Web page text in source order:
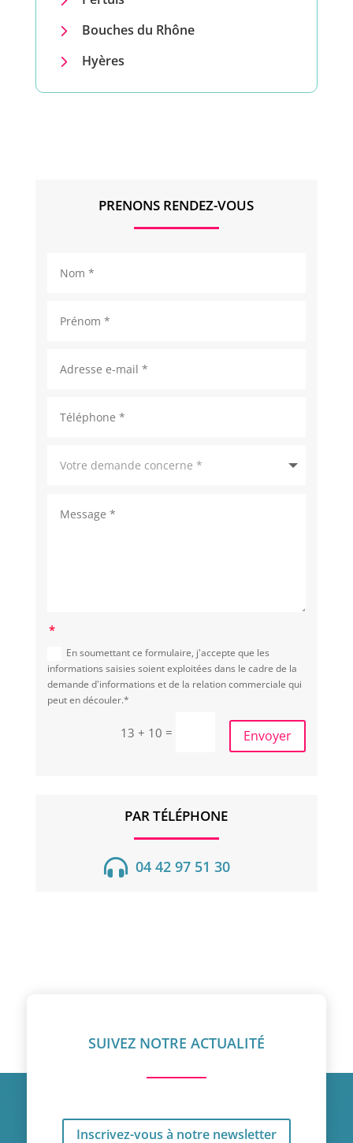
5 Bouches du Rhône
5 Hyères
PRENONS RENDEZ-VOUS
En soumettant ce formulaire, j'accepte que les
informations saisies soient exploitées dans le cadre de la
demande d'informations et de la relation commerciale qui
peut en découler.*
13 + 10 = Envoyer
PAR TÉLÉPHONE
 04 42 97 51 30
SUIVEZ NOTRE ACTUALITÉ
Inscrivez-vous à notre newsletter